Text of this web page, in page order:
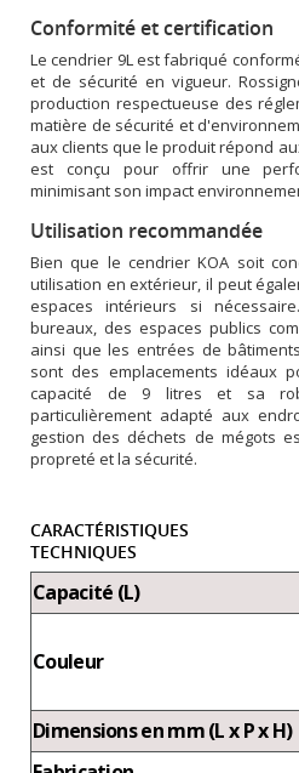
Conformité et certification
Le cendrier 9L est fabriqué
et de sécurité en vigueur.
production respectueuse des
matière de sécurité et
aux clients que le produit répond
est conçu pour offrir une
minimisant son impact
Utilisation recommandée
Bien que le cendrier KOA soit
utilisation en extérieur, il peut
espaces intérieurs si
bureaux, des espaces publics
ainsi que les entrées de
sont des emplacements idéaux
capacité de 9 litres et sa
particulièrement adapté aux
gestion des déchets de mégots
propreté et la sécurité.
CARACTÉRISTIQUES
TECHNIQUES
Capacité (L)
Couleur
Dimensions en mm (L x P x H)